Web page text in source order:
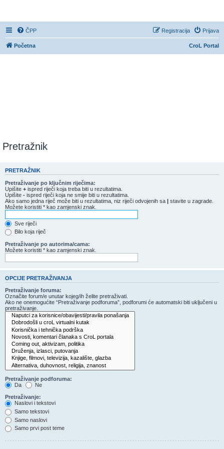
ČPP Prijava
Registracija
CroL Portal
Početna
Pretražnik
PRETRAŽNIK
Pretraživanje po ključnim riječima:
Upišite + ispred riječi koja treba biti u rezultatima.
Upišite - ispred riječi koja ne smije biti u rezultatima.
Ako samo jedna riječ može biti u rezultatima, niz riječi odvojenih sa | stavite u zagrade.
Možete koristiti * kao zamjenski znak.
Sve riječi
Bilo koja riječ
Pretraživanje po autorima/cama:
Možete koristiti * kao zamjenski znak.
OPCIJE PRETRAŽIVANJA
Pretraživanje foruma:
Označite forum/e unutar kojeg/ih želite pretraživati.
Ako ne onemogućite “Pretraživanje podforuma”, podforumi će automatski biti uključeni u
pretraživanje.
Pretraživanje podforuma:
Da
Ne
Pretraživanje:
Naslovi i tekstovi
Samo tekstovi
Samo naslovi
Samo prvi post teme